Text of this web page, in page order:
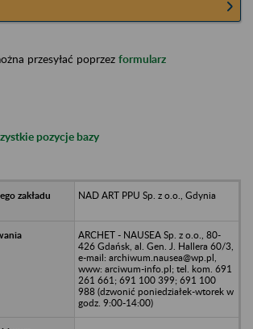
przesyłać poprzez formularz
pozycje bazy
NAD ART PPU Sp. z o.o., Gdynia
ARCHET - NAUSEA Sp. z o.o., 80-
426 Gdańsk, al. Gen. J. Hallera 60/3,
e-mail: archiwum.nausea@wp.pl,
www: arciwum-info.pl; tel. kom. 691
261 661; 691 100 399; 691 100
988 (dzwonić poniedziałek-wtorek w
godz. 9:00-14:00)